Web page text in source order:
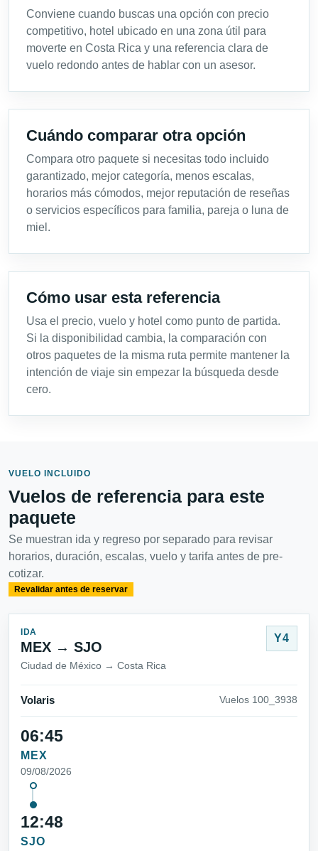
Conviene cuando buscas una opción con precio
competitivo, hotel ubicado en una zona útil para
moverte en Costa Rica y una referencia clara de
vuelo redondo antes de hablar con un asesor.
Cuándo comparar otra opción
Compara otro paquete si necesitas todo incluido
garantizado, mejor categoría, menos escalas,
horarios más cómodos, mejor reputación de reseñas
o servicios específicos para familia, pareja o luna de
miel.
Cómo usar esta referencia
Usa el precio, vuelo y hotel como punto de partida.
Si la disponibilidad cambia, la comparación con
otros paquetes de la misma ruta permite mantener la
intención de viaje sin empezar la búsqueda desde
cero.
VUELO INCLUIDO
Vuelos de referencia para este
paquete
Se muestran ida y regreso por separado para revisar
horarios, duración, escalas, vuelo y tarifa antes de pre-
cotizar.
Revalidar antes de reservar
IDA
MEX → SJO
Ciudad de México → Costa Rica
Y4
Volaris Vuelos 100_3938
06:45
MEX
09/08/2026
12:48
SJO